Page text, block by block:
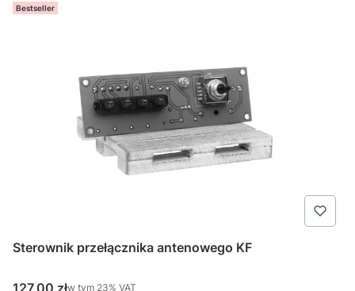
Bestseller
Sterownik przełącznika antenowego KF
Cena bruttow tym %s VAT
w tym 23% VAT